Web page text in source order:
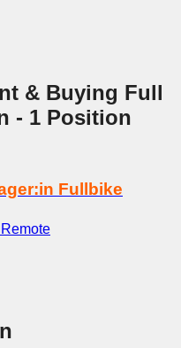
& Buying Full
- 1 Position
Fullbike